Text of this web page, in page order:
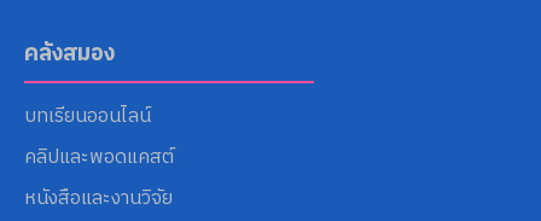
คลังสมอง
บทเรียนออนไลน์
คลิปและพอดแคสต์
หนังสือและงานวิจัย